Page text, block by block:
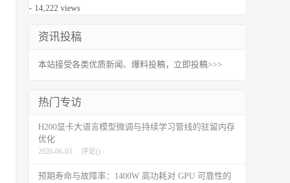
- 14,222 views
资讯投稿
本站接受各类优质新闻、爆料投稿，立即投稿>>>
热门专访
H200显卡大语言模型微调与持续学习管线的驻留内存
优化
2026-06-03 评论()
预期寿命与故障率：1400W 高功耗对 GPU 可靠性的